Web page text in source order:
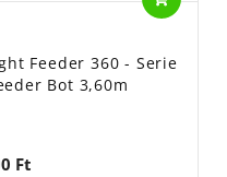
Feeder 360 - Serie
Bot 3,60m
Ft